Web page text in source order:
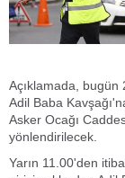
Açıklamada, bugün
Adil Baba
Asker Ocağı
yönlendirilecek.
Yarın 11.00'den